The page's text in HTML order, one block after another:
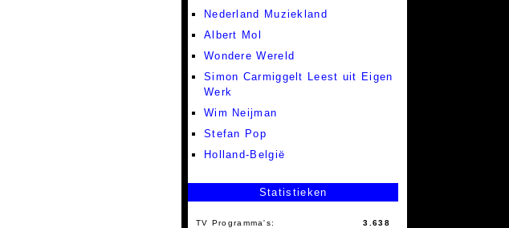
Nederland Muziekland
Albert Mol
Wondere Wereld
Simon Carmiggelt Leest uit Eigen
Werk
Wim Neijman
Stefan Pop
Holland-België
Statistieken
TV Programma's:
3.638